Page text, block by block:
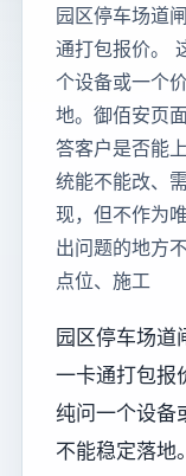
园区停车场道
通打包报价。
个设备或一个
地。御佰安页
答客户是否能
统能不能改、
现，但不作为
出问题的地方
点位、施工
园区停车场道
一卡通打包报
纯问一个设备
不能稳定落地